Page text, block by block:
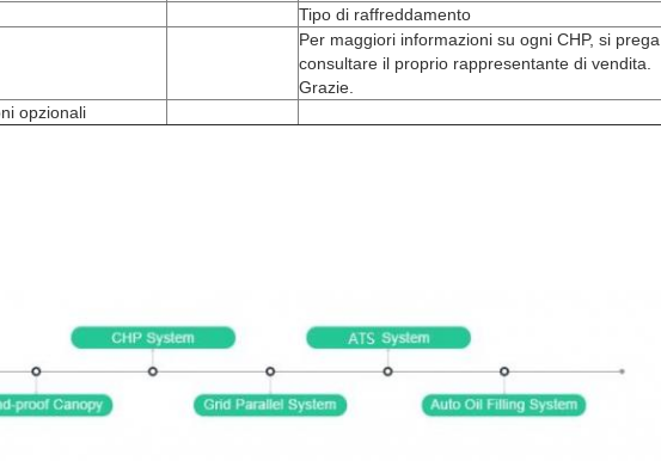
Tipo di raffreddamento
Per maggiori informazioni su ogni CHP, si
consultare il proprio rappresentante di vendita.
Grazie.
opzionali